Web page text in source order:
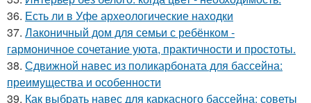
36. Есть ли в Уфе археологические находки
37. Лаконичный дом для семьи с ребёнком -
гармоничное сочетание уюта, практичности и простоты.
38. Сдвижной навес из поликарбоната для бассейна:
преимущества и особенности
39. Как выбрать навес для каркасного бассейна: советы